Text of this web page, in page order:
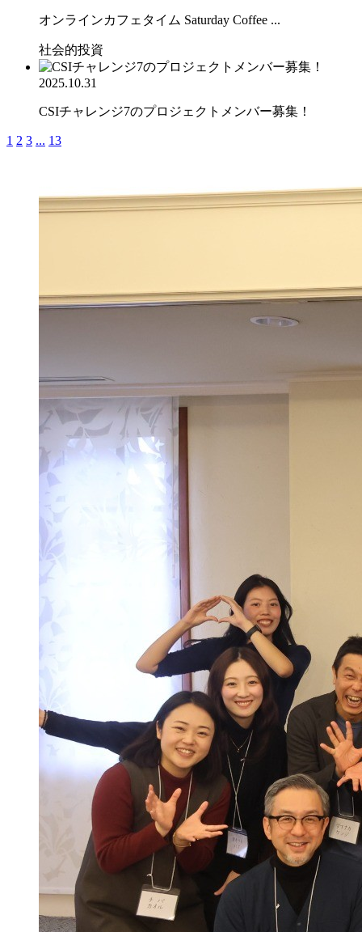
オンラインカフェタイム Saturday Coffee ...
社会的投資
2025.10.31
CSIチャレンジ7のプロジェクトメンバー募集！
1 2 3 ... 13